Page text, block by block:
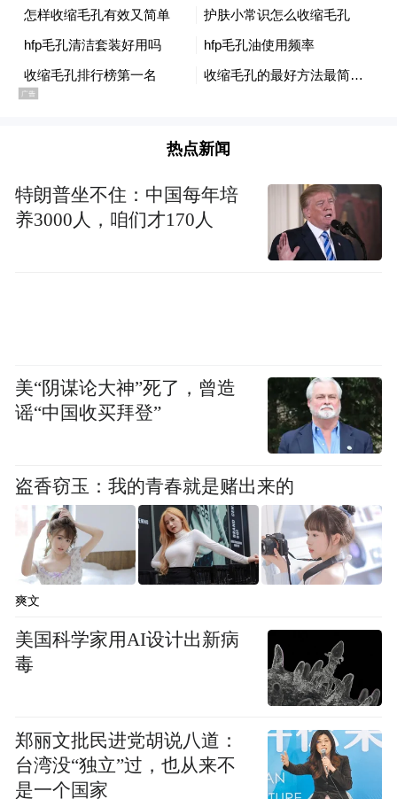
1939年8月，新四军第五支队司令员罗炳辉率
据地。自此，六合地区的抗日烽火熊熊燃
烧。随着抗战形势的发展，1940年4月，中共
六合县工委改称中共六合县委，同时六合县
据地建立以后，人员混杂，常有汉奸、特务
潜入，严重扰乱社会治安。新四军屡遭凶
险，但依旧百折不挠、迎难而上，还在这儿
公安首个派出所
解放后建立的公安基层组织都叫做“派出
所”，就源于竹镇派出所。最早的竹镇派出所
组建之时，正处于抗日战争时期，派出所人
员同时又都是新四军战士，既受新四军领
导，又要协助地方政府维持社会治安，因此
热点新闻
特朗普坐不住：中国每年培
养3000人，咱们才170人
美“阴谋论大神”死了，曾造
谣“中国收买拜登”
盗香窃玉：我的青春就是赌出来的
爽文
美国科学家用AI设计出新病
毒
郑丽文批民进党胡说八道：
台湾没“独立”过，也从来不
是一个国家